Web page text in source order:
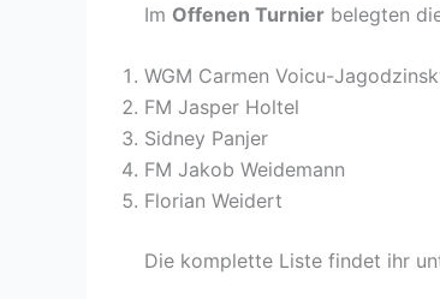
Im Offenen Turnier belegten
WGM Carmen Voicu-
FM Jasper Holtel
Sidney Panjer
FM Jakob Weidemann
Florian Weidert
Die komplette Liste findet ihr